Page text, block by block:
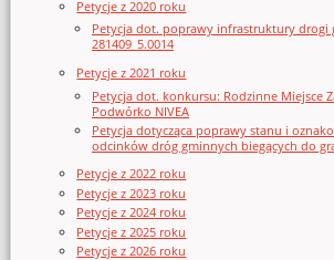
Petycje z 2020 roku
Petycja dot. poprawy infrastruktury drogi
281409_5.0014
Petycje z 2021 roku
Petycja dot. konkursu: Rodzinne Miejsce
Podwórko NIVEA
Petycja dotycząca poprawy stanu i
odcinków dróg gminnych biegących do
Petycje z 2022 roku
Petycje z 2023 roku
Petycje z 2024 roku
Petycje z 2025 roku
Petycje z 2026 roku